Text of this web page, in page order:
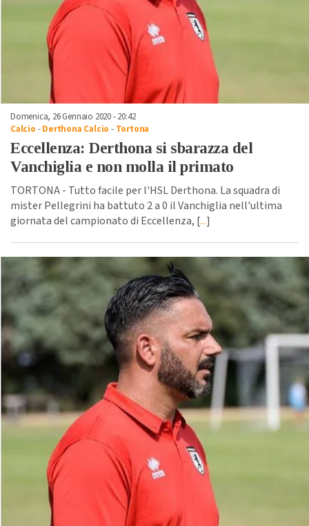
Domenica, 26 Gennaio 2020 - 20:42
Calcio -Derthona Calcio - Tortona
Eccellenza: Derthona si sbarazza del
Vanchiglia e non molla il primato
TORTONA - Tutto facile per l'HSL Derthona. La squadra di
mister Pellegrini ha battuto 2 a 0 il Vanchiglia nell'ultima
giornata del campionato di Eccellenza, [...]